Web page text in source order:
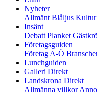
Nyheter
Allmänt Blåljus Kultur
Insänt
Debatt Planket
Företagsguiden
Företag A-Ö
Lunchguiden
Galleri Direkt
Landskrona Direkt
Allmänna villkor